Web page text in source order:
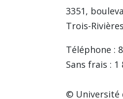
3351,
Trois-
Téléphone :
Sans frais : 1
© Université